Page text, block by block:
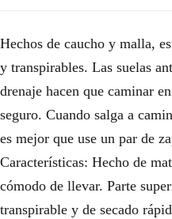
Hechos de caucho y malla,
y transpirables. Las suelas
drenaje hacen que caminar
seguro. Cuando salga a
es mejor que use un par de
Características: Hecho de
cómodo de llevar. Parte
transpirable y de secado